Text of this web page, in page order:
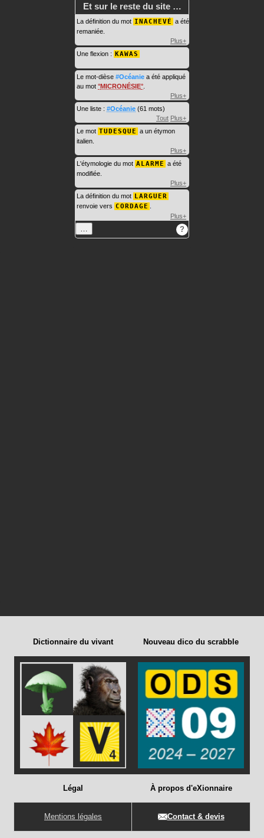
Et sur le reste du site …
La définition du mot INACHEVÉ a été
remaniée.
Plus+
Une flexion : KAWAS
Le mot-dièse #Océanie a été appliqué
au mot MICRONÉSIE
Plus+
Une liste : #Océanie (61 mots)
Tout Plus+
Le mot TUDESQUE a un étymon
italien.
Plus+
L'étymologie du mot ALARME a été
modifiée.
Plus+
La définition du mot LARGUER
renvoie vers CORDAGE
Plus+
?
Dictionnaire du vivant Nouveau dico du scrabble
Légal
Mentions légales
À propos d'eXionnaire
Contact & devis